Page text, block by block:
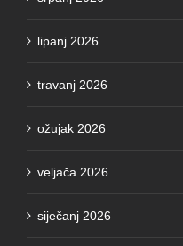
lipanj 2026
travanj 2026
ožujak 2026
veljača 2026
siječanj 2026